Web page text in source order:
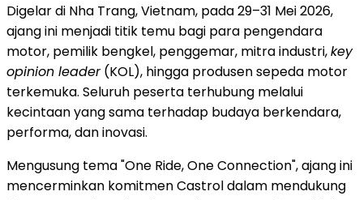
Digelar di Nha Trang, Vietnam, pada 29–31 Mei 2026,
ajang ini menjadi titik temu bagi para pengendara
motor, pemilik bengkel, penggemar, mitra industri,key
opinion leader(KOL), hingga produsen sepeda motor
terkemuka. Seluruh peserta terhubung melalui
kecintaan yang sama terhadap budaya berkendara,
performa, dan inovasi.
Mengusung tema "One Ride, One Connection", ajang ini
mencerminkan komitmen Castrol dalam mendukung